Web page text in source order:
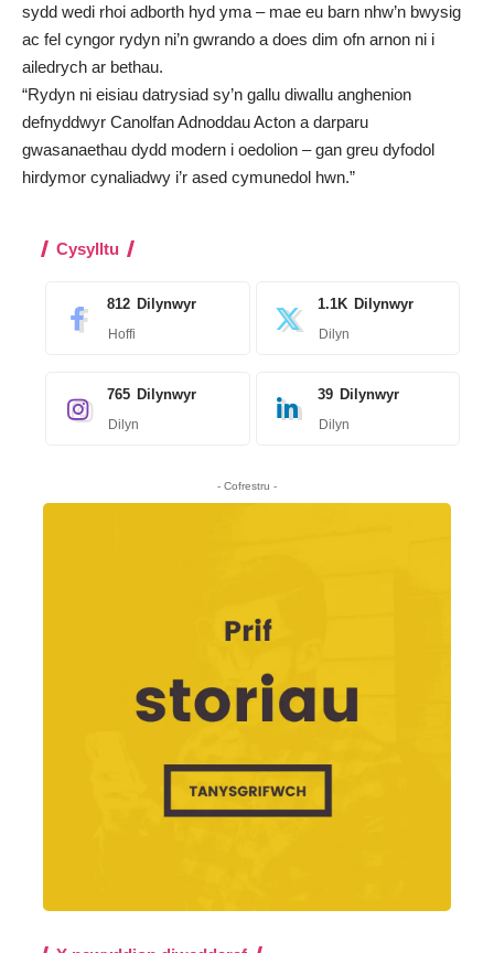
sydd wedi rhoi adborth hyd yma – mae eu barn nhw’n bwysig
ac fel cyngor rydyn ni’n gwrando a does dim ofn arnon ni i
ailedrych ar bethau.
“Rydyn ni eisiau datrysiad sy’n gallu diwallu anghenion
defnyddwyr Canolfan Adnoddau Acton a darparu
gwasanaethau dydd modern i oedolion – gan greu dyfodol
hirdymor cynaliadwy i’r ased cymunedol hwn.”
Cysylltu
812 Dilynwyr
Hoffi
1.1K Dilynwyr
Dilyn
765 Dilynwyr
Dilyn
39 Dilynwyr
Dilyn
- Cofrestru -